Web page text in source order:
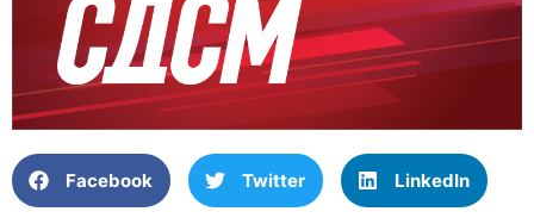
Facebook Twitter LinkedIn